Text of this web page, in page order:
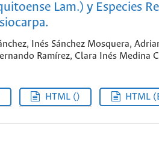
Lam.) y Especies
Inés Sánchez Mosquera,
Ramírez, Clara Inés Medina
HTML () HTML